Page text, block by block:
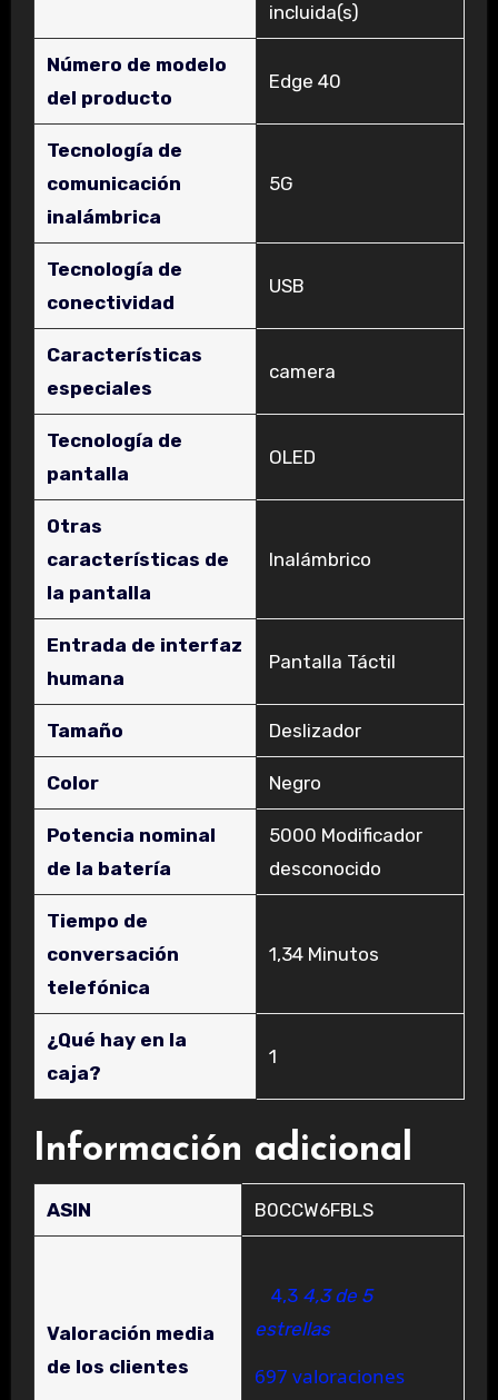
incluida(s)
Número de modelo
del producto
‎Edge 40
Tecnología de
comunicación
inalámbrica
‎5G
Tecnología de
conectividad
‎USB
Características
especiales
‎camera
Tecnología de
pantalla
‎OLED
Otras
características de
la pantalla
‎Inalámbrico
Entrada de interfaz
humana
‎Pantalla Táctil
Tamaño ‎Deslizador
Color ‎Negro
Potencia nominal
de la batería
‎5000 Modificador
desconocido
Tiempo de
conversación
telefónica
‎1,34 Minutos
¿Qué hay en la
caja?
‎1
Información adicional
ASIN B0CCW6FBLS
Valoración media
de los clientes
4,3 4,3 de 5
estrellas
697 valoraciones